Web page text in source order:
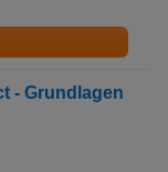
- Grundlagen